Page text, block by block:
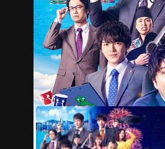
预告 剧照 推荐影片